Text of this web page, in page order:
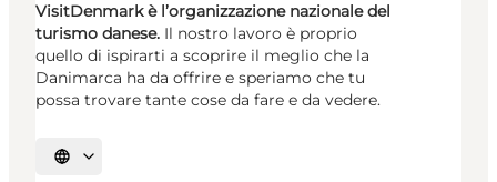
VisitDenmark è l’organizzazione nazionale del
turismo danese. Il nostro lavoro è proprio
quello di ispirarti a scoprire il meglio che la
Danimarca ha da offrire e speriamo che tu
possa trovare tante cose da fare e da vedere.
Seleziona la lingua